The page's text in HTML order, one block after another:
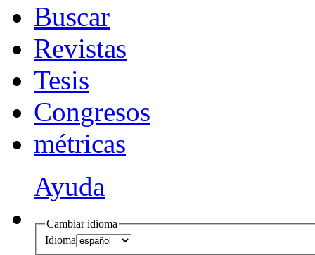
Buscar
Revistas
Tesis
Congresos
métricas
Ayuda
Cambiar idioma
Idioma